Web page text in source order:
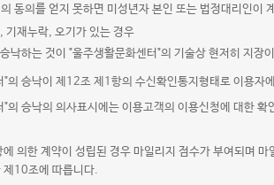
동의를 얻지 못하면 미성년자 본인 또는 법정대리인이
재누락, 오기가 있는 경우
낙하는 것이 "울주생활문화센터"의 기술상 현저히 지장
"의 승낙이 제12조 제1항의 수신확인통지형태로 이용자
"의 승낙의 의사표시에는 이용고객의 이용신청에 대한
의한 계약이 성립된 경우 마일리지 점수가 부여되며
제10조에 따릅니다.